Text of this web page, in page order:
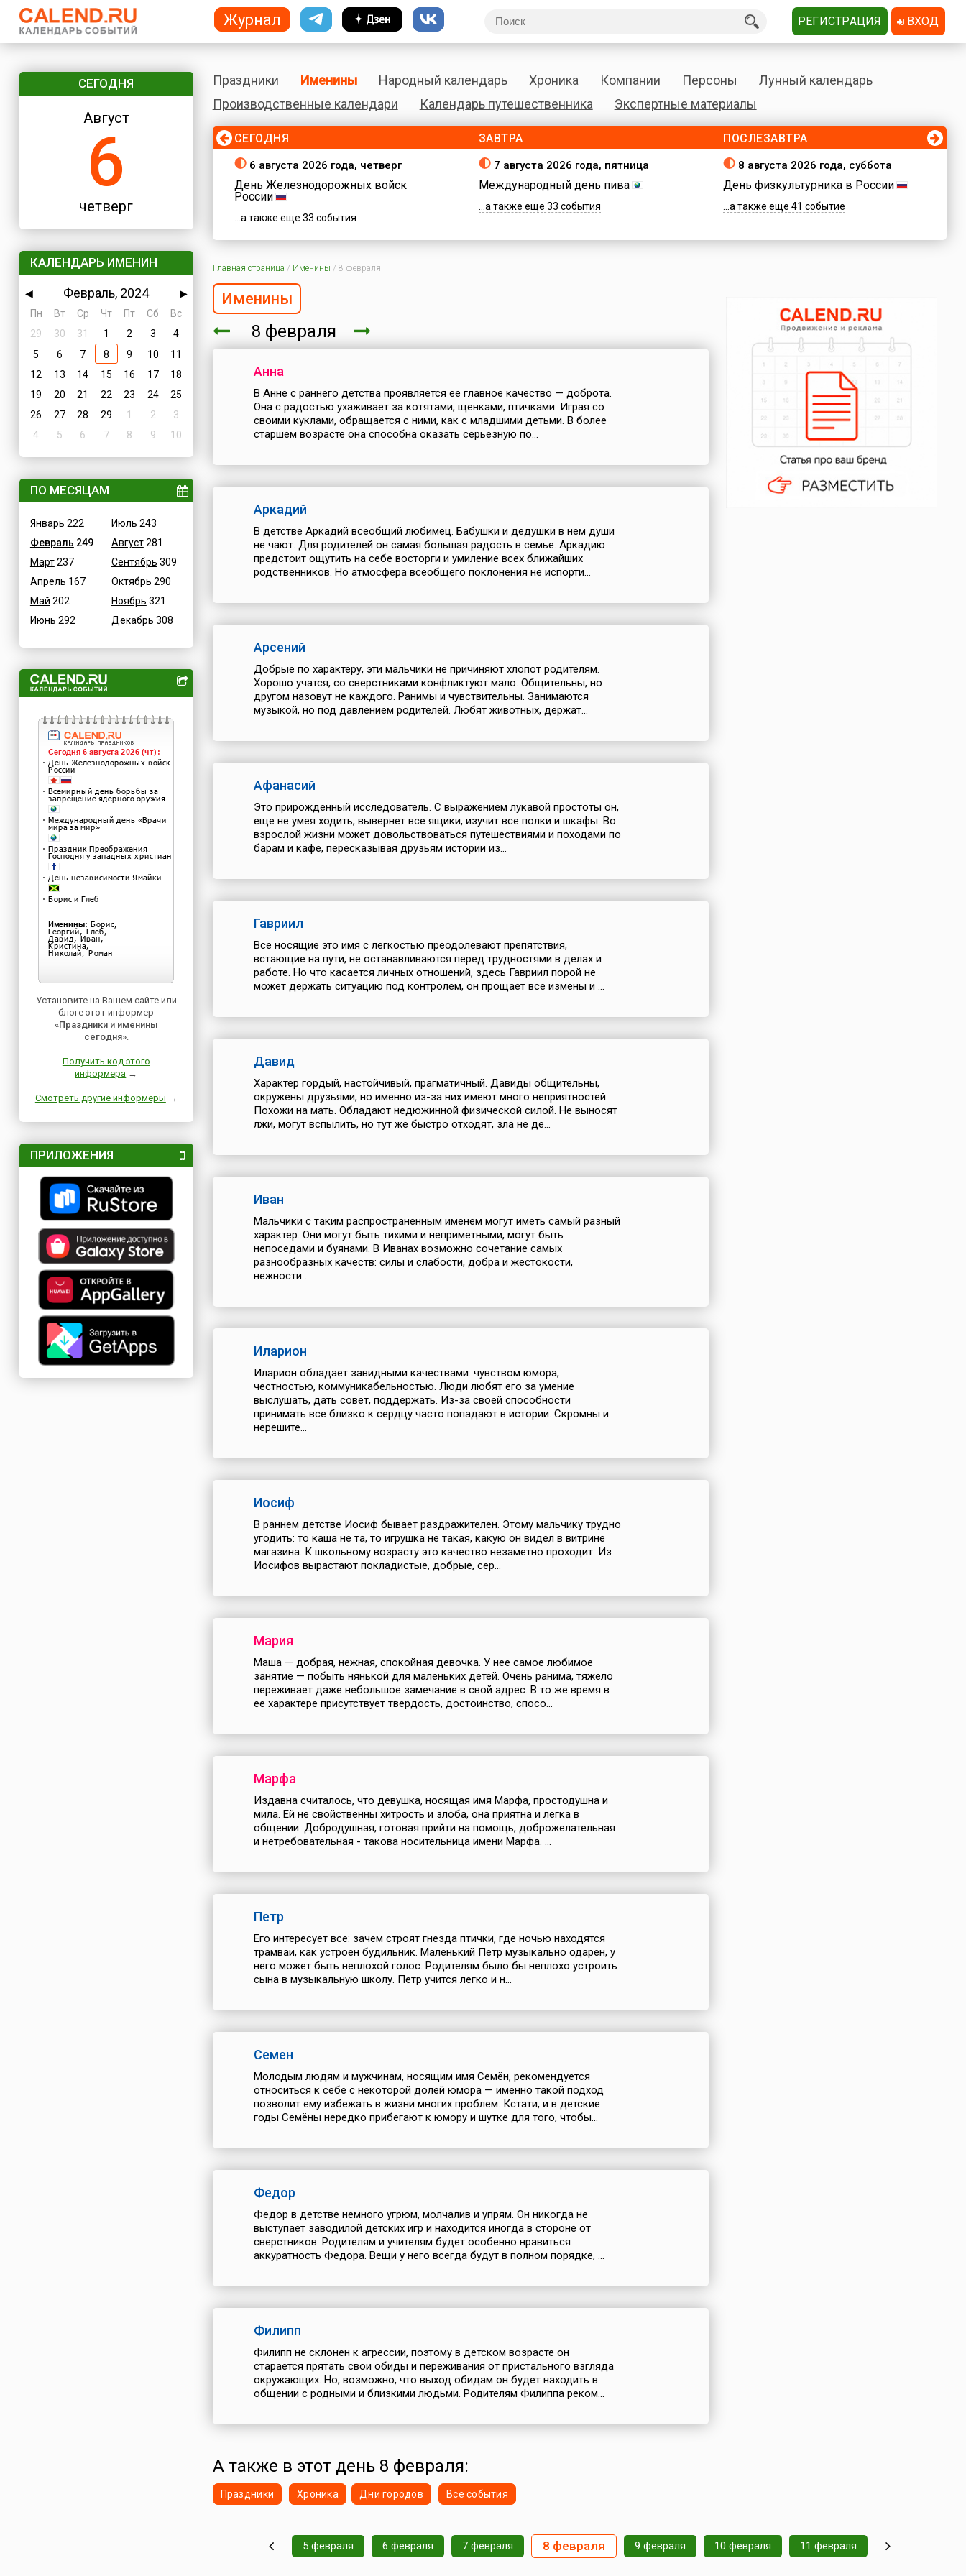
СЕГОДНЯ
Август
6
четверг
КАЛЕНДАРЬ ИМЕНИН
◀ Февраль, 2024
▶
Пн
Вт Ср Чт Пт Сб
Вс
29
30 31 1 2 3
4
5
6 7 8 9 10
11
12
13 14 15 16 17
18
19
20 21 22 23 24
25
26
27 28 29 1 2
3
4
5 6 7 8 9 10
ПО МЕСЯЦАМ
Январь 222
Февраль 249
Март237
Апрель 167
Май 202
Июнь 292
Июль 243
Август281
Сентябрь 309
Октябрь 290
Ноябрь 321
Декабрь 308
Установите на Вашем сайте или
блоге этот информер
«Праздники и именины
сегодня».
Получить код этого
информера →
Смотреть другие информеры →
ПРИЛОЖЕНИЯ
Праздники Именины Народный календарь Хроника Компании Персоны
Лунный календарь
Производственные календари
Календарь путешественника Экспертные материалы
СЕГОДНЯ
6 августа 2026 года, четверг
День Железнодорожных войск
России
...а также еще 33 события
ЗАВТРА
7 августа 2026 года, пятница
Международный день пива
...а также еще 33 события
ПОСЛЕЗАВТРА
8 августа 2026 года, суббота
День физкультурника в России
...а также еще 41 событие
Главная страница / Именины / 8 февраля
Именины
8 февраля
Анна
В Анне с раннего детства проявляется ее главное качество — доброта.
Она с радостью ухаживает за котятами, щенками, птичками. Играя со
своими куклами, обращается с ними, как с младшими детьми. В более
старшем возрасте она способна оказать серьезную по...
Аркадий
В детстве Аркадий всеобщий любимец. Бабушки и дедушки в нем души
не чают. Для родителей он самая большая радость в семье. Аркадию
предстоит ощутить на себе восторги и умиление всех ближайших
родственников. Но атмосфера всеобщего поклонения не испорти...
Арсений
Добрые по характеру, эти мальчики не причиняют хлопот родителям.
Хорошо учатся, со сверстниками конфликтуют мало. Общительны, но
другом назовут не каждого. Ранимы и чувствительны. Занимаются
музыкой, но под давлением родителей. Любят животных, держат...
Афанасий
Это прирожденный исследователь. С выражением лукавой простоты он,
еще не умея ходить, вывернет все ящики, изучит все полки и шкафы. Во
взрослой жизни может довольствоваться путешествиями и походами по
барам и кафе, пересказывая друзьям истории из...
Гавриил
Все носящие это имя с легкостью преодолевают препятствия,
встающие на пути, не останавливаются перед трудностями в делах и
работе. Но что касается личных отношений, здесь Гавриил порой не
может держать ситуацию под контролем, он прощает все измены и ...
Давид
Характер гордый, настойчивый, прагматичный. Давиды общительны,
окружены друзьями, но именно из-за них имеют много неприятностей.
Похожи на мать. Обладают недюжинной физической силой. Не выносят
лжи, могут вспылить, но тут же быстро отходят, зла не де...
Иван
Мальчики с таким распространенным именем могут иметь самый разный
характер. Они могут быть тихими и неприметными, могут быть
непоседами и буянами. В Иванах возможно сочетание самых
разнообразных качеств: силы и слабости, добра и жестокости,
нежности ...
Иларион
Иларион обладает завидными качествами: чувством юмора,
честностью, коммуникабельностью. Люди любят его за умение
выслушать, дать совет, поддержать. Из-за своей способности
принимать все близко к сердцу часто попадают в истории. Скромны и
нерешите...
Иосиф
В раннем детстве Иосиф бывает раздражителен. Этому мальчику трудно
угодить: то каша не та, то игрушка не такая, какую он видел в витрине
магазина. К школьному возрасту это качество незаметно проходит. Из
Иосифов вырастают покладистые, добрые, сер...
Мария
Маша — добрая, нежная, спокойная девочка. У нее самое любимое
занятие — побыть нянькой для маленьких детей. Очень ранима, тяжело
переживает даже небольшое замечание в свой адрес. В то же время в
ее характере присутствует твердость, достоинство, спосо...
Марфа
Издавна считалось, что девушка, носящая имя Марфа, простодушна и
мила. Ей не свойственны хитрость и злоба, она приятна и легка в
общении. Добродушная, готовая прийти на помощь, доброжелательная
и нетребовательная - такова носительница имени Марфа. ...
Петр
Его интересует все: зачем строят гнезда птички, где ночью находятся
трамваи, как устроен будильник. Маленький Петр музыкально одарен, у
него может быть неплохой голос. Родителям было бы неплохо устроить
сына в музыкальную школу. Петр учится легко и н...
Семен
Молодым людям и мужчинам, носящим имя Семён, рекомендуется
относиться к себе с некоторой долей юмора — именно такой подход
позволит ему избежать в жизни многих проблем. Кстати, и в детские
годы Семёны нередко прибегают к юмору и шутке для того, чтобы...
Федор
Федор в детстве немного угрюм, молчалив и упрям. Он никогда не
выступает заводилой детских игр и находится иногда в стороне от
сверстников. Родителям и учителям будет особенно нравиться
аккуратность Федора. Вещи у него всегда будут в полном порядке, ...
Филипп
Филипп не склонен к агрессии, поэтому в детском возрасте он
старается прятать свои обиды и переживания от пристального взгляда
окружающих. Но, возможно, что выход обидам он будет находить в
общении с родными и близкими людьми. Родителям Филиппа реком...
А также в этот день 8 февраля:
Праздники Хроника Дни городов Все события
5 февраля 6 февраля 7 февраля 8 февраля 9 февраля 10 февраля 11 февраля
Журнал РЕГИСТРАЦИЯ ВХОД